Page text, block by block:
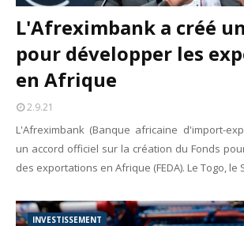
L'Afreximbank a créé
pour développer les
en Afrique
2.9.21
L'Afreximbank (Banque africaine d'import-
un accord officiel sur la création du Fonds
des exportations en Afrique (FEDA). Le Togo, le
INVESTISSEMENT